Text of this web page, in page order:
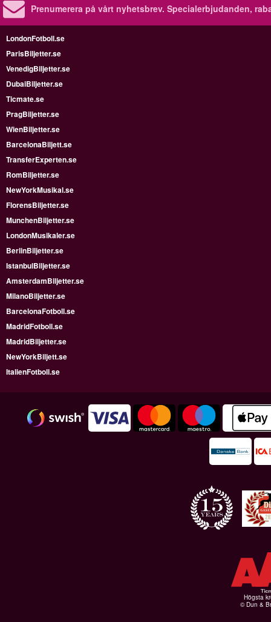
Prenumerera på vårt nyhetsbrev. Specialerbjudanden,
LondonFotboll.se
ParisBiljetter.se
VenedigBiljetter.se
DubaiBiljetter.se
Ticmate.se
PragBiljetter.se
WienBiljetter.se
BarcelonaBiljett.se
TransferExperten.se
RomBiljetter.se
NewYorkMusikal.se
FlorensBiljetter.se
MunchenBiljetter.se
LondonMusikaler.se
BerlinBiljetter.se
IstanbulBiljetter.se
AmsterdamBiljetter.se
MilanoBiljetter.se
BarcelonaFotboll.se
MadridFotboll.se
MadridBiljetter.se
NewYorkBiljett.se
ItalienFotboll.se
Högsta
© Dun &